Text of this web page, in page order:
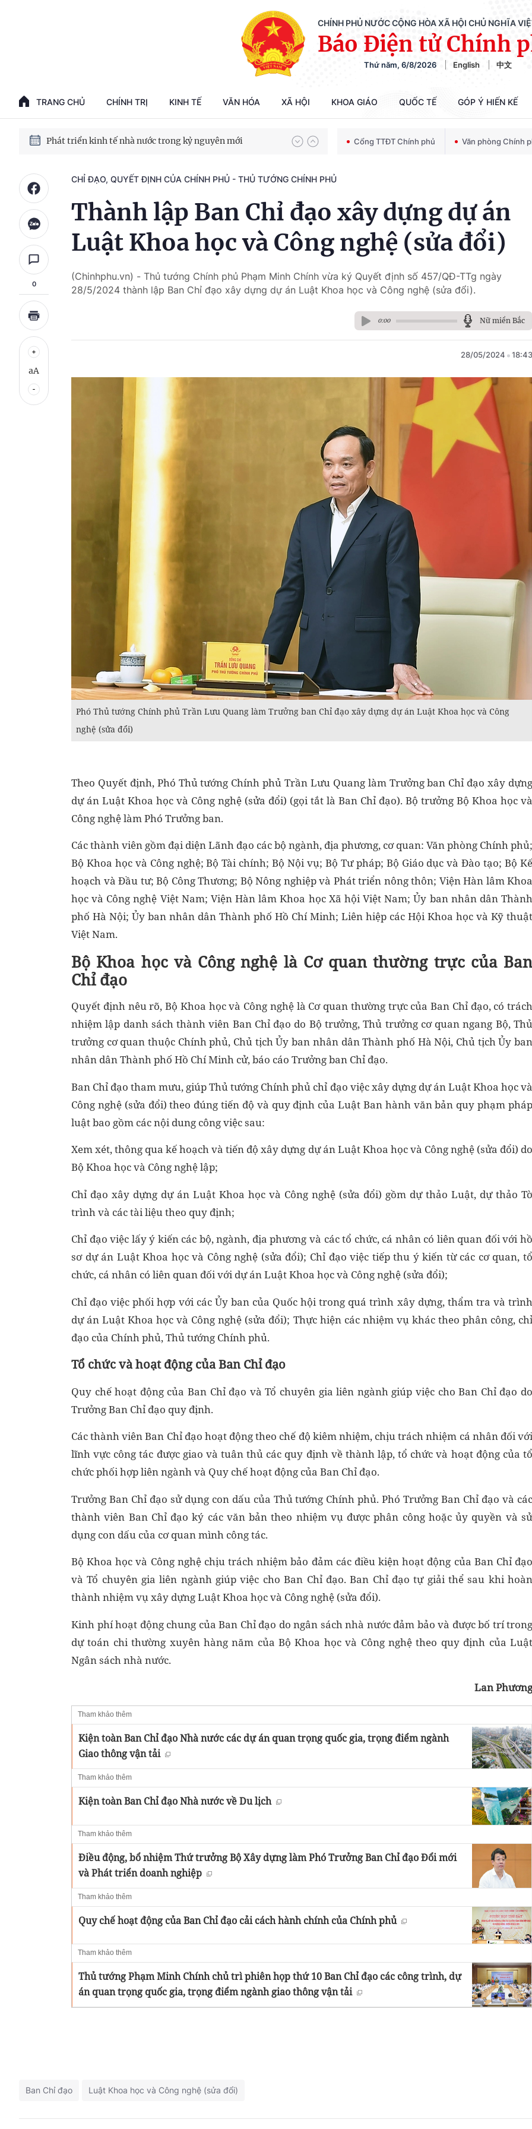
CHÍNH PHỦ NƯỚC CỘNG HÒA XÃ HỘI CHỦ NGHĨA
Báo Điện tử Chính
Thứ năm, 6/8/2026 English 中文
TRANG CHỦ CHÍNH TRỊ KINH TẾ VĂN HÓA XÃ HỘI KHOA GIÁO QUỐC TẾ GÓP Ý HIẾN KẾ
Chiến dịch 500 ngày đêm tìm kiếm, quy tập và xác định danh tính hài cốt liệt sĩ
Phát triển nhà ở cho thuê - Trụ cột chiến lược, lâu dài
Phát triển kinh tế nhà nước trong kỷ nguyên mới Cổng TTĐT Chính phủ Văn phòng Chính
0
aA
CHỈ ĐẠO, QUYẾT ĐỊNH CỦA CHÍNH PHỦ - THỦ TƯỚNG CHÍNH PHỦ
Thành lập Ban Chỉ đạo xây dựng dự án
Luật Khoa học và Công nghệ (sửa đổi)
(Chinhphu.vn) - Thủ tướng Chính phủ Phạm Minh Chính vừa ký Quyết định số 457/QĐ-TTg ngày
28/5/2024 thành lập Ban Chỉ đạo xây dựng dự án Luật Khoa học và Công nghệ (sửa đổi).
0:00 Nữ miền Bắc
28/05/2024 18:43
Phó Thủ tướng Chính phủ Trần Lưu Quang làm Trưởng ban Chỉ đạo xây dựng dự án Luật Khoa học và Công
nghệ (sửa đổi)
Theo Quyết định, Phó Thủ tướng Chính phủ Trần Lưu Quang làm Trưởng ban Chỉ đạo xây dựng
dự án Luật Khoa học và Công nghệ (sửa đổi) (gọi tắt là Ban Chỉ đạo). Bộ trưởng Bộ Khoa học và
Công nghệ làm Phó Trưởng ban.
Các thành viên gồm đại diện Lãnh đạo các bộ ngành, địa phương, cơ quan: Văn phòng Chính phủ;
Bộ Khoa học và Công nghệ; Bộ Tài chính; Bộ Nội vụ; Bộ Tư pháp; Bộ Giáo dục và Đào tạo; Bộ Kế
hoạch và Đầu tư; Bộ Công Thương; Bộ Nông nghiệp và Phát triển nông thôn; Viện Hàn lâm Khoa
học và Công nghệ Việt Nam; Viện Hàn lâm Khoa học Xã hội Việt Nam; Ủy ban nhân dân Thành
phố Hà Nội; Ủy ban nhân dân Thành phố Hồ Chí Minh; Liên hiệp các Hội Khoa học và Kỹ thuật
Việt Nam.
Bộ Khoa học và Công nghệ là Cơ quan thường trực của Ban
Chỉ đạo
Quyết định nêu rõ, Bộ Khoa học và Công nghệ là Cơ quan thường trực của Ban Chỉ đạo, có trách
nhiệm lập danh sách thành viên Ban Chỉ đạo do Bộ trưởng, Thủ trưởng cơ quan ngang Bộ, Thủ
trưởng cơ quan thuộc Chính phủ, Chủ tịch Ủy ban nhân dân Thành phố Hà Nội, Chủ tịch Ủy ban
nhân dân Thành phố Hồ Chí Minh cử, báo cáo Trưởng ban Chỉ đạo.
Ban Chỉ đạo tham mưu, giúp Thủ tướng Chính phủ chỉ đạo việc xây dựng dự án Luật Khoa học và
Công nghệ (sửa đổi) theo đúng tiến độ và quy định của Luật Ban hành văn bản quy phạm pháp
luật bao gồm các nội dung công việc sau:
Xem xét, thông qua kế hoạch và tiến độ xây dựng dự án Luật Khoa học và Công nghệ (sửa đổi) do
Bộ Khoa học và Công nghệ lập;
Chỉ đạo xây dựng dự án Luật Khoa học và Công nghệ (sửa đổi) gồm dự thảo Luật, dự thảo Tờ
trình và các tài liệu theo quy định;
Chỉ đạo việc lấy ý kiến các bộ, ngành, địa phương và các tổ chức, cá nhân có liên quan đối với hồ
sơ dự án Luật Khoa học và Công nghệ (sửa đổi); Chỉ đạo việc tiếp thu ý kiến từ các cơ quan, tổ
chức, cá nhân có liên quan đối với dự án Luật Khoa học và Công nghệ (sửa đổi);
Chỉ đạo việc phối hợp với các Ủy ban của Quốc hội trong quá trình xây dựng, thẩm tra và trình
dự án Luật Khoa học và Công nghệ (sửa đổi); Thực hiện các nhiệm vụ khác theo phân công, chỉ
đạo của Chính phủ, Thủ tướng Chính phủ.
Tổ chức và hoạt động của Ban Chỉ đạo
Quy chế hoạt động của Ban Chỉ đạo và Tổ chuyên gia liên ngành giúp việc cho Ban Chỉ đạo do
Trưởng Ban Chỉ đạo quy định.
Các thành viên Ban Chỉ đạo hoạt động theo chế độ kiêm nhiệm, chịu trách nhiệm cá nhân đối với
lĩnh vực công tác được giao và tuân thủ các quy định về thành lập, tổ chức và hoạt động của tổ
chức phối hợp liên ngành và Quy chế hoạt động của Ban Chỉ đạo.
Trưởng Ban Chỉ đạo sử dụng con dấu của Thủ tướng Chính phủ. Phó Trưởng Ban Chỉ đạo và các
thành viên Ban Chỉ đạo ký các văn bản theo nhiệm vụ được phân công hoặc ủy quyền và sử
dụng con dấu của cơ quan mình công tác.
Bộ Khoa học và Công nghệ chịu trách nhiệm bảo đảm các điều kiện hoạt động của Ban Chỉ đạo
và Tổ chuyên gia liên ngành giúp việc cho Ban Chỉ đạo. Ban Chỉ đạo tự giải thể sau khi hoàn
thành nhiệm vụ xây dựng Luật Khoa học và Công nghệ (sửa đổi).
Kinh phí hoạt động chung của Ban Chỉ đạo do ngân sách nhà nước đảm bảo và được bố trí trong
dự toán chi thường xuyên hàng năm của Bộ Khoa học và Công nghệ theo quy định của Luật
Ngân sách nhà nước.
Lan Phương
Tham khảo thêm
Kiện toàn Ban Chỉ đạo Nhà nước các dự án quan trọng quốc gia, trọng điểm ngành
Giao thông vận tải
Tham khảo thêm
Kiện toàn Ban Chỉ đạo Nhà nước về Du lịch
Tham khảo thêm
Điều động, bổ nhiệm Thứ trưởng Bộ Xây dựng làm Phó Trưởng Ban Chỉ đạo Đổi mới
và Phát triển doanh nghiệp
Tham khảo thêm
Quy chế hoạt động của Ban Chỉ đạo cải cách hành chính của Chính phủ
Tham khảo thêm
Thủ tướng Phạm Minh Chính chủ trì phiên họp thứ 10 Ban Chỉ đạo các công trình, dự
án quan trọng quốc gia, trọng điểm ngành giao thông vận tải
Ban Chỉ đạo Luật Khoa học và Công nghệ (sửa đổi)